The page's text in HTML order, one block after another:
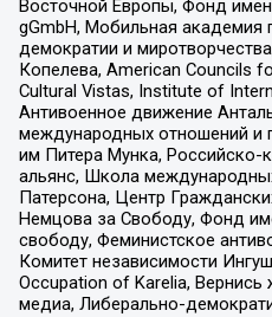
Восточной Европы, Фонд
gGmbH, Мобильная академия
демократии и
Копелева, American Councils
Cultural Vistas, Institute of
Антивоенное движение
международных отношений и
им Питера Мунка, Российско-
альянс, Школа
Патерсона, Центр
Немцова за Свободу, Фонд
свободу, Феминистское
Комитет независимости
Occupation of Karelia,
медиа, Либерально-